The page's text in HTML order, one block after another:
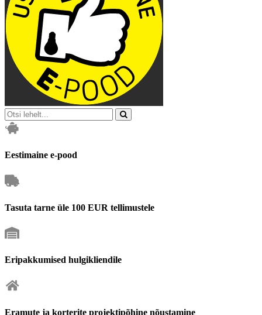
Eestimaine e-pood
Tasuta tarne üle 100 EUR tellimustele
Eripakkumised hulgikliendile
Eramute ja korterite projektipõhine nõustamine